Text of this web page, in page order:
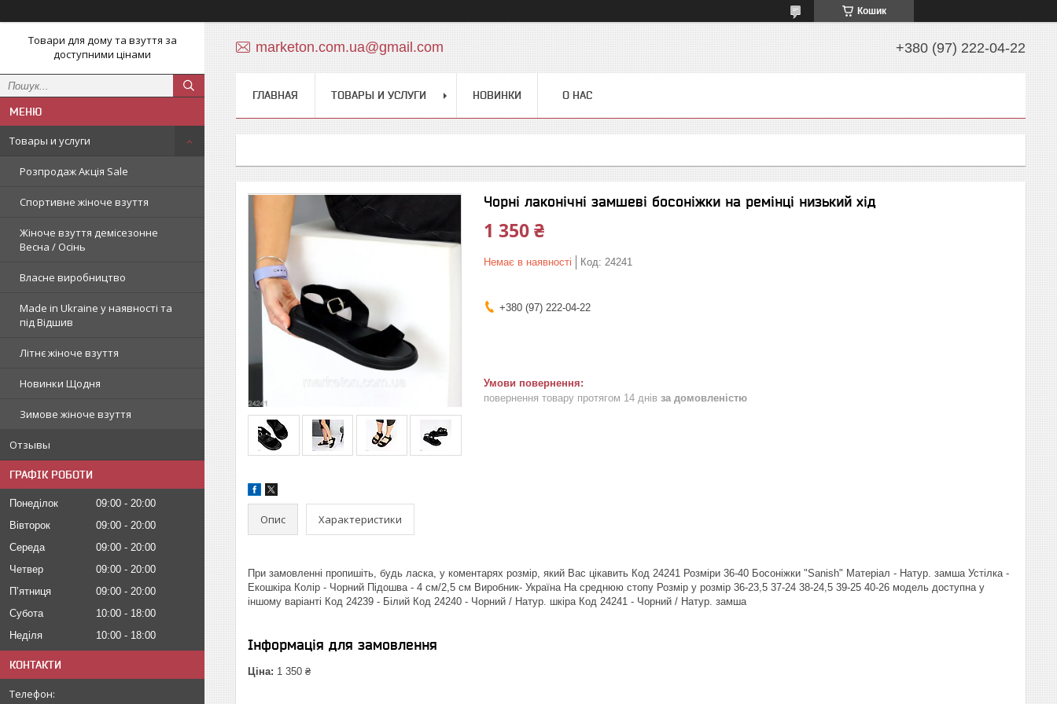
Кошик
Товари для дому та взуття за
доступними цінами
Товары и услуги
Розпродаж Акція Sale
Спортивне жіноче взуття
Жіноче взуття демісезонне
Весна / Осінь
Власне виробництво
Made in Ukraine у наявності та
під Відшив
Літнє жіноче взуття
Новинки Щодня
Зимове жіноче взуття
Отзывы
ГРАФІК РОБОТИ
Понеділок 09:00
20:00
Вівторок
09:00
20:00
Середа
09:00
20:00
Четвер
09:00
20:00
Пʼятниця
09:00
20:00
Субота
10:00
18:00
Неділя
10:00 18:00
КОНТАКТИ
marketon.com.ua@gmail.com +380 (97) 222-04-22
ГЛАВНАЯ ТОВАРЫ И УСЛУГИ НОВИНКИ О НАС
Чорні лаконічні замшеві босоніжки на ремінці низький хід
1 350 ₴
Немає в наявності Код: 24241
+380 (97) 222-04-22
повернення товару протягом 14 днів за домовленістю
Опис Характеристики
При замовленні пропишіть, будь ласка, у коментарях розмір, який Вас цікавить Код 24241 Розміри 36-40 Босоніжки "Sanish" Матеріал - Натур. замша Устілка -
Екошкіра Колір - Чорний Підошва - 4 см/2,5 см Виробник- Україна На среднюю стопу Розмір у розмір 36-23,5 37-24 38-24,5 39-25 40-26 модель доступна у
іншому варіанті Код 24239 - Білий Код 24240 - Чорний / Натур. шкіра Код 24241 - Чорний / Натур. замша
Інформація для замовлення
Ціна: 1 350 ₴